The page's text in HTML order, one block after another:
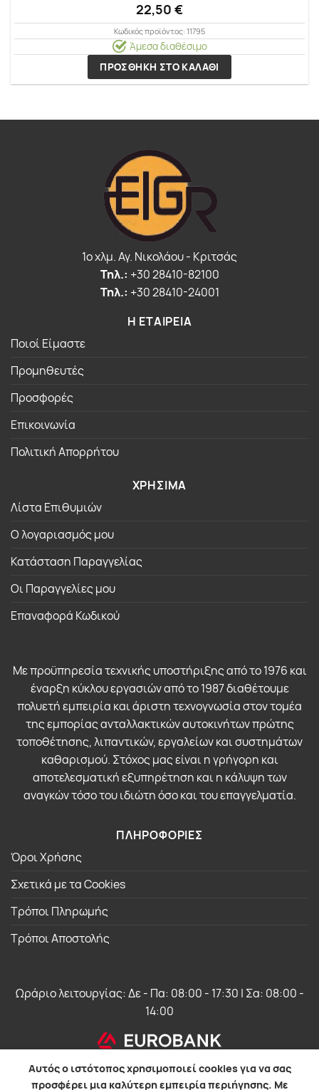
22,50 €
Κωδικός προϊόντος: 11795
Άμεσα διαθέσιμο
ΠΡΟΣΘΗΚΗ ΣΤΟ ΚΑΛΑΘΙ
1o χλμ. Αγ. Νικολάου - Κριτσάς
Τηλ.: +30 28410-82100
Τηλ.: +30 28410-24001
Η ΕΤΑΙΡΕΙΑ
Ποιοί Είμαστε
Προμηθευτές
Προσφορές
Επικοινωνία
Πολιτική Απορρήτου
ΧΡΗΣΙΜΑ
Λίστα Επιθυμιών
Ο λογαριασμός μου
Κατάσταση Παραγγελίας
Οι Παραγγελίες μου
Επαναφορά Κωδικού
Με προϋπηρεσία τεχνικής υποστήριξης από το 1976 και
έναρξη κύκλου εργασιών από το 1987 διαθέτουμε
πολυετή εμπειρία και άριστη τεχνογνωσία στον τομέα
της εμπορίας ανταλλακτικών αυτοκινήτων πρώτης
τοποθέτησης, λιπαντικών, εργαλείων και συστημάτων
καθαρισμού. Στόχος μας είναι η γρήγορη και
αποτελεσματική εξυπηρέτηση και η κάλυψη των
αναγκών τόσο του ιδιώτη όσο και του επαγγελματία.
ΠΛΗΡΟΦΟΡΙΕΣ
Όροι Χρήσης
Σχετικά με τα Cookies
Τρόποι Πληρωμής
Τρόποι Αποστολής
Ωράριο λειτουργίας: Δε - Πα: 08:00 - 17:30 | Σα: 08:00 -
14:00
Αυτός ο ιστότοπος χρησιμοποιεί cookies για να σας
προσφέρει μια καλύτερη εμπειρία περιήγησης. Με